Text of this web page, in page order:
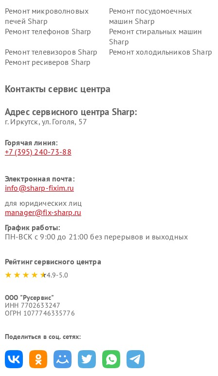
Ремонт микроволновых
печей Sharp
Ремонт посудомоечных
машин Sharp
Ремонт телефонов Sharp
Ремонт стиральных машин
Sharp
Ремонт телевизоров Sharp
Ремонт холодильников Sharp
Ремонт ресиверов Sharp
Контакты сервис центра
Адрес сервисного центра Sharp:
г. Иркутск, ул. ​Гоголя, 57
Горячая линия:
+7 (395) 240-73-88
Электронная почта:
info@sharp-fixim.ru
для юридических лиц
manager@fix-sharp.ru
График работы:
ПН-ВСК с 9:00 до 21:00 без перерывов и выходных
Рейтинг сервисного центра
4.9-5.0
ООО "Русервис"
ИНН 7702633247
ОГРН 1077746335776
Поделиться в соц. сетях: